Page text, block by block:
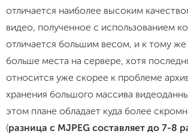
отличается наиболее высоким
видео, полученное с использованием
отличается большим весом, и к тому же
больше места на сервере, хотя
относится уже скорее к проблеме
хранения большого массива
этом плане обладает куда более
(разница с MJPEG составляет до 7-8